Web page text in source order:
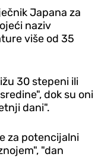
Japana za
naziv
više od 35
30 stepeni ili
dok su oni
dani".
za potencijalni
"dan